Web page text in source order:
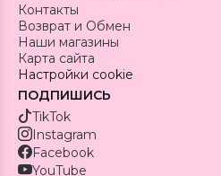
Контакты
Возврат и Обмен
Наши магазины
Карта сайта
Настройки cookie
ПОДПИШИСЬ
TikTok
Instagram
Facebook
YouTube